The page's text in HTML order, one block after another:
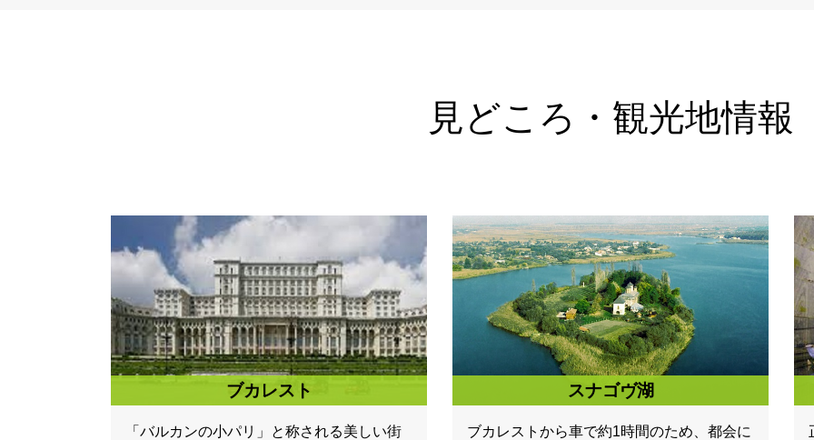
見どころ・観光地情報
ブカレスト
「バルカンの小パリ」と称される美しい街
スナゴヴ湖
ブカレストから車で約1時間のため、都会に